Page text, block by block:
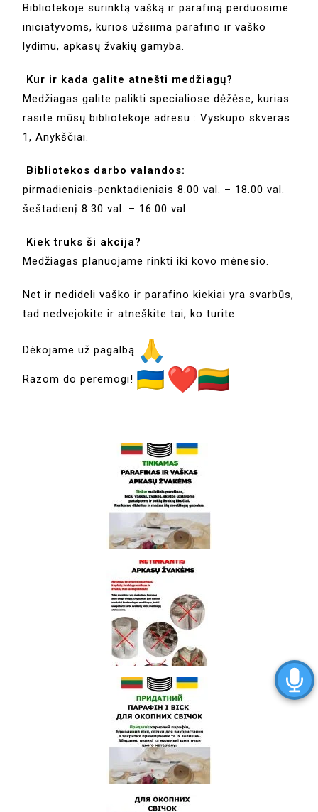
Bibliotekoje surinktą vašką ir parafiną perduosime
iniciatyvoms, kurios užsiima parafino ir vaško
lydimu, apkasų žvakių gamyba.
Kur ir kada galite atnešti medžiagų?
Medžiagas galite palikti specialiose dėžėse, kurias
rasite mūsų bibliotekoje adresu : Vyskupo skveras
1, Anykščiai.
Bibliotekos darbo valandos:
pirmadieniais-penktadieniais 8.00 val. – 18.00 val.
šeštadienį 8.30 val. – 16.00 val.
Kiek truks ši akcija?
Medžiagas planuojame rinkti iki kovo mėnesio.
Net ir nedideli vaško ir parafino kiekiai yra svarbūs,
tad nedvejokite ir atneškite tai, ko turite.
Dėkojame už pagalbą
Razom do peremogi!